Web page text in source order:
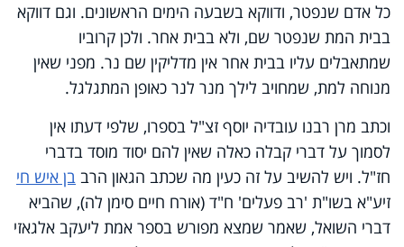
כל אדם שנפטר, ודווקא בשבעה הימים הראשונים. וגם דווקא
בבית המת שנפטר שם, ולא בבית אחר. ולכן קרוביו
שמתאבלים עליו בבית אחר אין מדליקין שם נר. מפני שאין
מנוחה למת, שמחויב לילך מנר לנר כאופן המתגלגל.
וכתב מרן רבנו עובדיה יוסף זצ"ל בספרו, שלפי דעתו אין
לסמוך על דברי קבלה כאלה שאין להם יסוד מוסד בדברי
חז"ל. ויש להשיב על זה כעין מה שכתב הגאון הרב בן איש חי
זיע"א בשו"ת 'רב פעלים' ח"ד (אורח חיים סימן לה), שהביא
דברי השואל, שאמר שמצא מפורש בספר אמת ליעקב אלגאזי